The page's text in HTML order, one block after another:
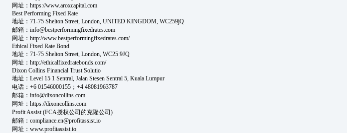
网址：https://www.aroxcapital.com
Best Performing Fixed Rate
地址：71-75 Shelton Street, London, UNITED KINGDOM, WC259jQ
邮箱：info@bestperformingfixedrates.com
网址：http://www.bestperformingfixedrates.com/
Ethical Fixed Rate Bond
地址：71-75 Shelton Street, London, WC25 9JQ
网址：http://ethicalfixedratebonds.com/
Dixon Collins Financial Trust Solutio
地址：Level 15 1 Sentral, Jalan Stesen Sentral 5, Kuala Lumpur
电话：+6 01546000155；+4 48081963787
邮箱：info@dixoncollins.com
网址：https://dixoncollins.com
Profit Assist (FCA授权公司的克隆公司)
邮箱：compliance.en@profitassist.io
网址：www.profitassist.io